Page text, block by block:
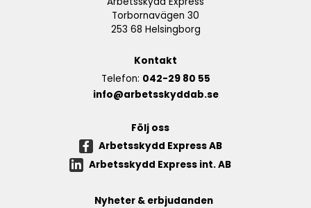
Torbornavägen 30
253 68 Helsingborg
Kontakt
Telefon: 042-29 80 55
info@arbetsskyddab.se
Följ oss
Arbetsskydd Express AB
Arbetsskydd Express int. AB
Nyheter & erbjudanden